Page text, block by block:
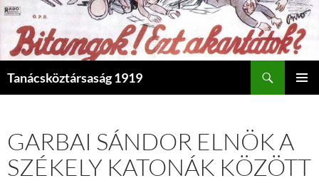
Tanácsköztársaság 1919
GARBAI SÁNDOR ELNÖK A
SZÉKELY KATONÁK KÖZÖTT